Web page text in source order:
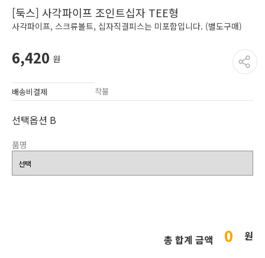
[둑스] 사각파이프 조인트십자 TEE형
사각파이프, 스크류볼트, 십자직결피스는 미포함입니다. (별도구매)
6,420 원
배송비결제 착불
선택옵션 B
품명
총 합계 금액 0 원